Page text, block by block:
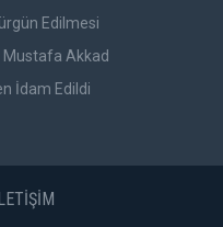
Edilmesi
Mustafa Akkad
İdam Edildi